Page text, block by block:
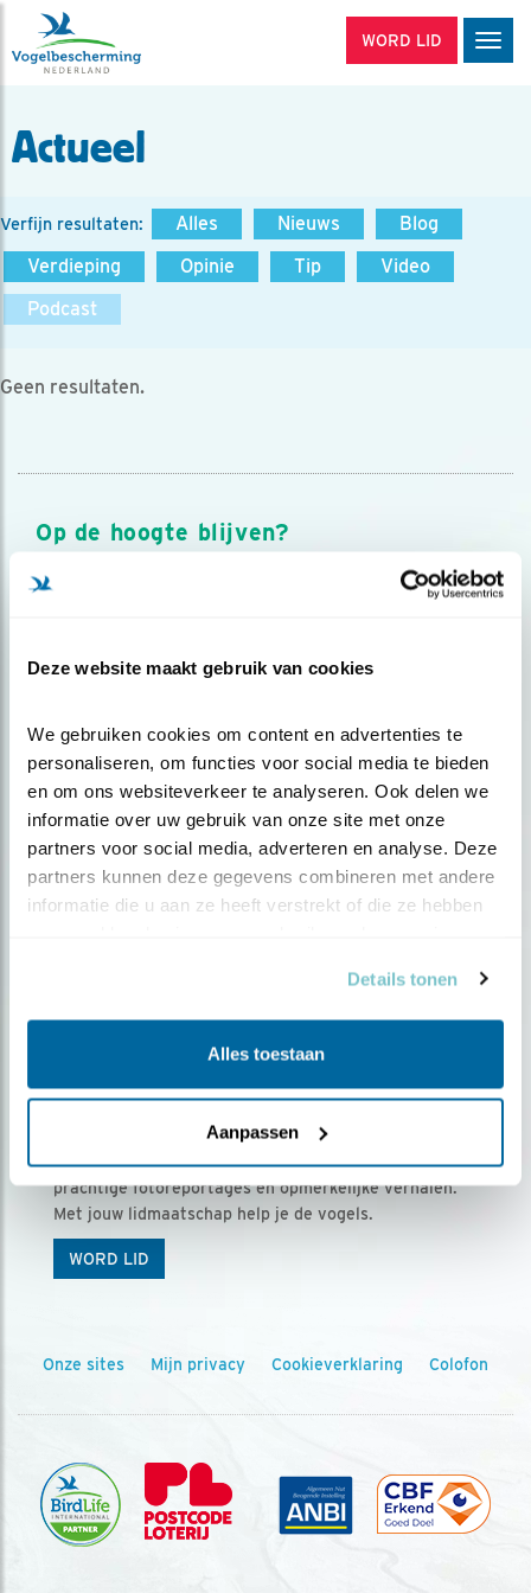
Deze website maakt gebruik van cookies
We gebruiken cookies om content en advertenties te
personaliseren, om functies voor social media te bieden
en om ons websiteverkeer te analyseren. Ook delen we
informatie over uw gebruik van onze site met onze
partners voor social media, adverteren en analyse. Deze
partners kunnen deze gegevens combineren met andere
informatie die u aan ze heeft verstrekt of die ze hebben
Details tonen
Alles toestaan
Aanpassen
WORD LID
Actueel
Verfijn resultaten: Alles Nieuws
Blog
Verdieping
Opinie Tip
Video
Podcast
Geen resultaten.
Op de hoogte blijven?
Meld je aan en ontvang nieuws, inspiratie, acties en tips
over vogels en activiteiten van Vogelbescherming.
Ontvang 5 x Vogels voor € 36,00 per jaar
Vogels is het tijdschrift voor onze leden, met
prachtige fotoreportages en opmerkelijke verhalen.
Met jouw lidmaatschap help je de vogels.
WORD LID
Onze sites Mijn privacy Cookieverklaring Colofon